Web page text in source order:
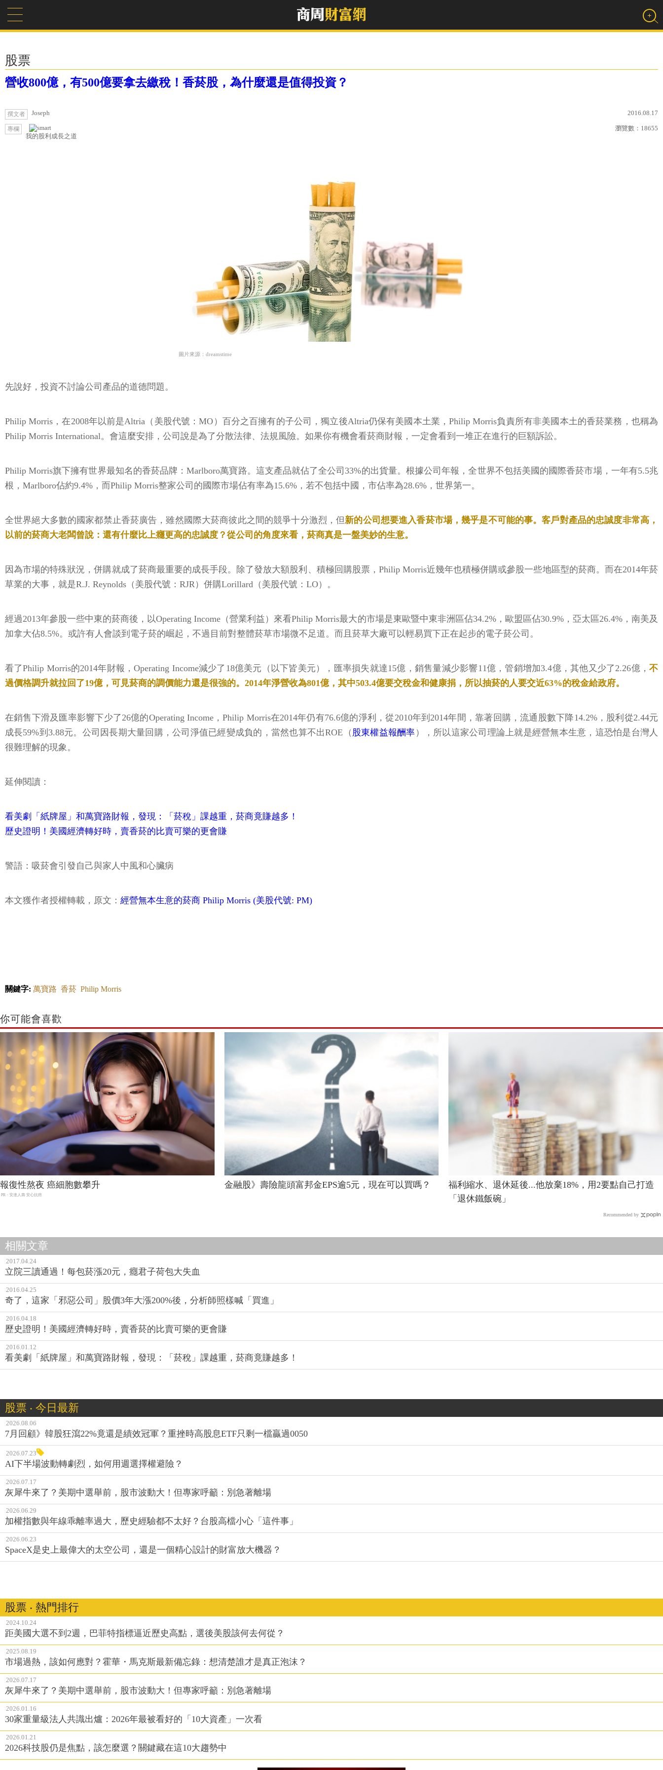
股票
營收800億，有500億要拿去繳稅！香菸股，為什麼還是值得投資？
撰文者 Joseph 2016.08.17
專欄
我的股利成長之道
瀏覽數： 18655
圖片來源：dreamstime
先說好，投資不討論公司產品的道德問題。
Philip Morris，在2008年以前是Altria（美股代號：MO）百分之百擁有的子公司，獨立後Altria仍保有美國本土業，Philip Morris負責所有非美國本土的香菸業務，也稱為
Philip Morris International。會這麼安排，公司說是為了分散法律、法規風險。如果你有機會看菸商財報，一定會看到一堆正在進行的巨額訴訟。
Philip Morris旗下擁有世界最知名的香菸品牌：Marlboro萬寶路。這支產品就佔了全公司33%的出貨量。根據公司年報，全世界不包括美國的國際香菸市場，一年有5.5兆
根，Marlboro佔約9.4%，而Philip Morris整家公司的國際市場佔有率為15.6%，若不包括中國，市佔率為28.6%，世界第一。
全世界絕大多數的國家都禁止香菸廣告，雖然國際大菸商彼此之間的競爭十分激烈，但新的公司想要進入香菸市場，幾乎是不可能的事。客戶對產品的忠誠度非常高，
以前的菸商大老闆曾說：還有什麼比上癮更高的忠誠度？從公司的角度來看，菸商真是一盤美妙的生意。
因為市場的特殊狀況，併購就成了菸商最重要的成長手段。除了發放大額股利、積極回購股票，Philip Morris近幾年也積極併購或參股一些地區型的菸商。而在2014年菸
草業的大事，就是R.J. Reynolds（美股代號：RJR）併購Lorillard（美股代號：LO）。
經過2013年參股一些中東的菸商後，以Operating Income（營業利益）來看Philip Morris最大的市場是東歐暨中東非洲區佔34.2%，歐盟區佔30.9%，亞太區26.4%，南美及
加拿大佔8.5%。或許有人會談到電子菸的崛起，不過目前對整體菸草市場微不足道。而且菸草大廠可以輕易買下正在起步的電子菸公司。
看了Philip Morris的2014年財報，Operating Income減少了18億美元（以下皆美元），匯率損失就達15億，銷售量減少影響11億，管銷增加3.4億，其他又少了2.26億， 不
過價格調升就拉回了19億，可見菸商的調價能力還是很強的。2014年淨營收為801億，其中503.4億要交稅金和健康捐，所以抽菸的人要交近63%的稅金給政府。
在銷售下滑及匯率影響下少了26億的Operating Income，Philip Morris在2014年仍有76.6億的淨利，從2010年到2014年間，靠著回購，流通股數下降14.2%，股利從2.44元
成長59%到3.88元。公司因長期大量回購，公司淨值已經變成負的，當然也算不出ROE（ 股東權益報酬率 ），所以這家公司理論上就是經營無本生意，這恐怕是台灣人
很難理解的現象。
延伸閱讀：
看美劇「紙牌屋」和萬寶路財報，發現：「菸稅」課越重，菸商竟賺越多！
歷史證明！美國經濟轉好時，賣香菸的比賣可樂的更會賺
警語：吸菸會引發自己與家人中風和心臟病
本文獲作者授權轉載，原文： 經營無本生意的菸商 Philip Morris (美股代號: PM)
關鍵字: 萬寶路 香菸 Philip Morris
你可能會喜歡
報復性熬夜 癌細胞數攀升
PR・安達人壽 安心抗癌
金融股》壽險龍頭富邦金EPS逾5元，現在可以買嗎？
福利縮水、退休延後...他放棄18%，用2要點自己打造
「退休鐵飯碗」
Recommended by
相關文章
2017.04.24
立院三讀通過！每包菸漲20元，癮君子荷包大失血
2016.04.25
奇了，這家「邪惡公司」股價3年大漲200%後，分析師照樣喊「買進」
2016.04.18
歷史證明！美國經濟轉好時，賣香菸的比賣可樂的更會賺
2016.01.12
看美劇「紙牌屋」和萬寶路財報，發現：「菸稅」課越重，菸商竟賺越多！
股票 ‧ 今日最新
2026.08.06
7月回顧》韓股狂瀉22%竟還是績效冠軍？重挫時高股息ETF只剩一檔贏過0050
2026.07.23
AI下半場波動轉劇烈，如何用週選擇權避險？
2026.07.17
灰犀牛來了？美期中選舉前，股市波動大！但專家呼籲：別急著離場
2026.06.29
加權指數與年線乖離率過大，歷史經驗都不太好？台股高檔小心「這件事」
2026.06.23
SpaceX是史上最偉大的太空公司，還是一個精心設計的財富放大機器？
股票 ‧ 熱門排行
2024.10.24
距美國大選不到2週，巴菲特指標逼近歷史高點，選後美股該何去何從？
2025.08.19
市場過熱，該如何應對？霍華・馬克斯最新備忘錄：想清楚誰才是真正泡沫？
2026.07.17
灰犀牛來了？美期中選舉前，股市波動大！但專家呼籲：別急著離場
2026.01.16
30家重量級法人共識出爐：2026年最被看好的「10大資產」一次看
2026.01.21
2026科技股仍是焦點，該怎麼選？關鍵藏在這10大趨勢中